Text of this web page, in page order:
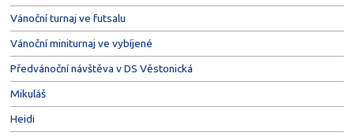
Vánoční turnaj ve futsalu
Vánoční miniturnaj ve vybíjené
Předvánoční návštěva v DS Věstonická
Mikuláš
Heidi